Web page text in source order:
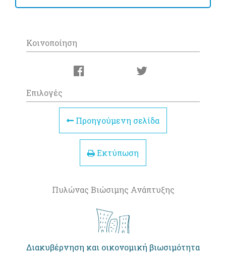
Κοινοποίηση
Επιλογές
Προηγούμενη σελίδα
Εκτύπωση
Πυλώνας Βιώσιμης Ανάπτυξης
Διακυβέρνηση και οικονομική βιωσιμότητα